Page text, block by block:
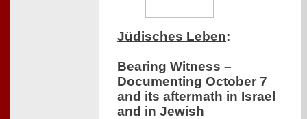
Jüdisches Leben:
Bearing Witness –
Documenting October 7
and its aftermath in Israel
and in Jewish